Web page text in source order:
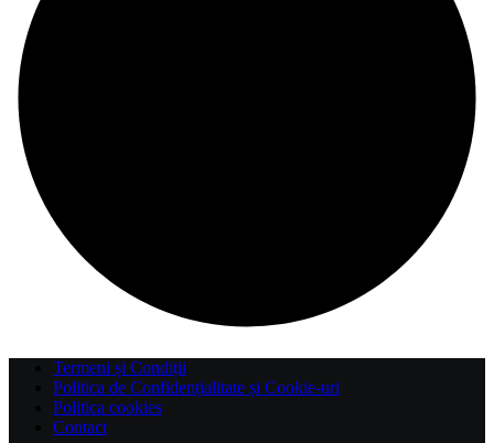
Termeni și Condiții
Politica de Confidențialitate și Cookie-uri
Politica cookies
Contact